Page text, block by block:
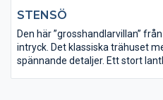
STENSÖ
Den här ”grosshandlarvillan”
intryck. Det klassiska trähuset
spännande detaljer. Ett stort